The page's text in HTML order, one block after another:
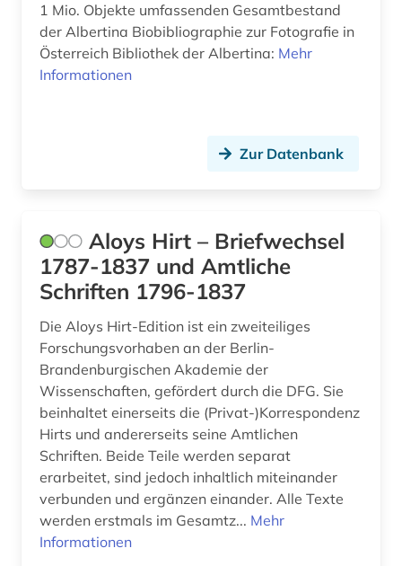
bunker (2)
business (1)
chemie (45)
china (1)
christliche kunst (3)
computersicherheit (1)
corbusier (1)
coworking (1)
dachbegrünung (1)
1 Mio. Objekte umfassenden Gesamtbestand
der Albertina Biobibliographie zur Fotografie in
Österreich Bibliothek der Albertina: Mehr
Informationen
Zur Datenbank
Aloys Hirt – Briefwechsel
1787-1837 und Amtliche
Schriften 1796-1837
Die Aloys Hirt-Edition ist ein zweiteiliges
Forschungsvorhaben an der Berlin-
Brandenburgischen Akademie der
Wissenschaften, gefördert durch die DFG. Sie
beinhaltet einerseits die (Privat-)Korrespondenz
Hirts und andererseits seine Amtlichen
Schriften. Beide Teile werden separat
erarbeitet, sind jedoch inhaltlich miteinander
verbunden und ergänzen einander. Alle Texte
werden erstmals im Gesamtz... Mehr
Informationen